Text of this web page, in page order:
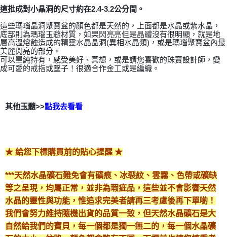
免運費
這批成對小晶洞的尺寸約在2.4-3.2公分間。
這些瑪瑙晶洞聚寶盆的顏色都是天然的，上面都是水晶或紫水晶，
底部則為瑪瑙玉髓材質，如果閃亮亮但是晶體沒有很明顯，就是地
層高溫熔蝕造成的精靈水晶晶洞(異相水晶類)，或是瑪瑙聚寶盆內最
美麗閃亮的部分。
可以單純持有，感受美好、冥想，或是請您喜歡的珠寶設計師，變
成可愛的戒指或墜子！很適合作金工或是編織。
其他玉髓>>點我去看看
★ 給您下標購買前的貼心提醒 ★
***天然水晶礦石難免會有礦痕、冰裂紋、雲霧、色帶或礦缺
等之呈現，均屬正常，並非為瑕疵品，這些並不會影響天然
水晶的靈性與功能，惟追求完美者請再三考慮後再下單喲！
我們會努力維持隨機出貨的品質一致，但天然水晶礦石是大
自然給我們的寶貝，每一個都是獨一無二的，每一個水晶礦